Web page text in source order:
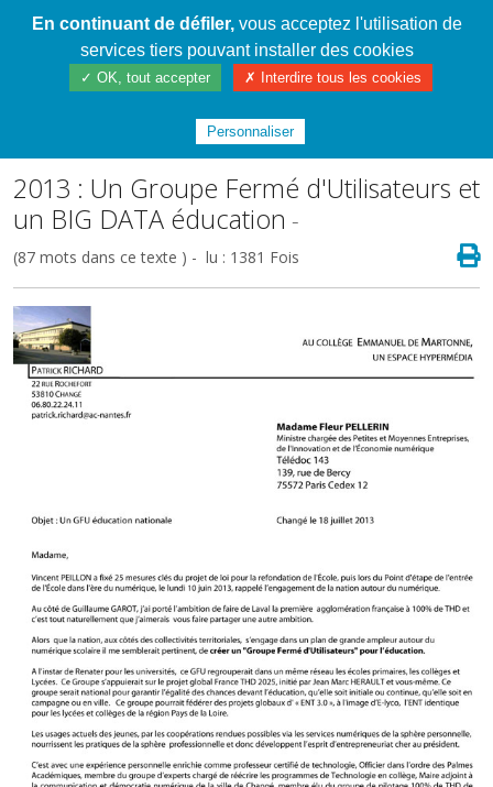
Cahier de textes patrickRICHARD
/La Technologie partagée ! de 1997 à
2013 : Un Groupe Fermé d'Utilisateurs et
un BIG DATA éducation -
(87 mots dans ce texte ) - lu : 1381 Fois
En continuant de défiler,vous acceptez l'utilisation de
services tiers pouvant installer des cookies
✓ OK, tout accepter ✗ Interdire tous les cookies
Personnaliser